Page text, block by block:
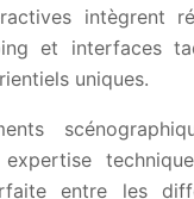
intègrent
et interfaces
uniques.
expertise
entre les